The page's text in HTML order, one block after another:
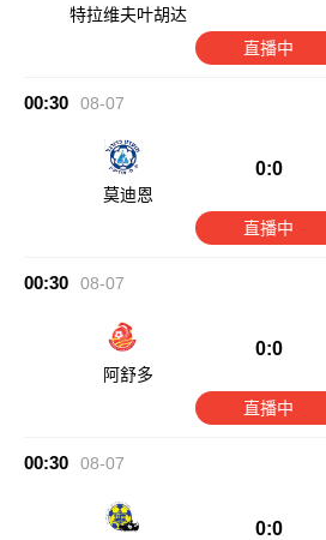
特拉维夫叶胡达
直播中
00:30 08-07
莫迪恩
0:0
直播中
00:30 08-07
阿舒多
0:0
直播中
00:30 08-07
0:0